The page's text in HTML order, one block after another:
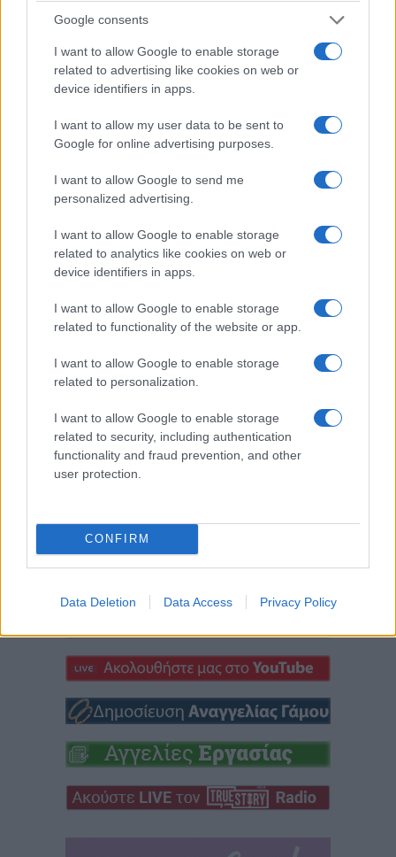
Google consents
I want to allow Google to enable storage
related to advertising like cookies on web or
device identifiers in apps.
I want to allow my user data to be sent to
Google for online advertising purposes.
I want to allow Google to send me
personalized advertising.
I want to allow Google to enable storage
related to analytics like cookies on web or
device identifiers in apps.
I want to allow Google to enable storage
related to functionality of the website or app.
I want to allow Google to enable storage
related to personalization.
I want to allow Google to enable storage
related to security, including authentication
functionality and fraud prevention, and other
user protection.
CONFIRM
Data Deletion Data Access Privacy Policy
ΕΛΛΆΔΑ
Έρχεται νέο Market
Pass από Σεπτέμβριο
δικαιούχους
9 Αυγούστου 2026, 11:30
100 χρόνια Λιμνοχώρι
13, 14 και 15
Αυγούστου
9 Αυγούστου 2026, 11:04
πμ
Κήρυγμα Μητρόπολης
Φλώρινης, Πρεσπών
θαύμα της θεραπείας
του επιληπτικού
παιδιού με το
δαιμονικό πνεύμα
SPONSORED CONTENT
Πόρτο – Αλβέρκα: Το
κοντρολάρει στο 1.80!
πμ